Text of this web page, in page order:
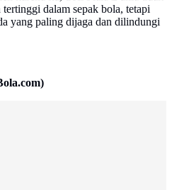
dalam sepak bola, tetapi
yang paling dijaga dan dilindungi